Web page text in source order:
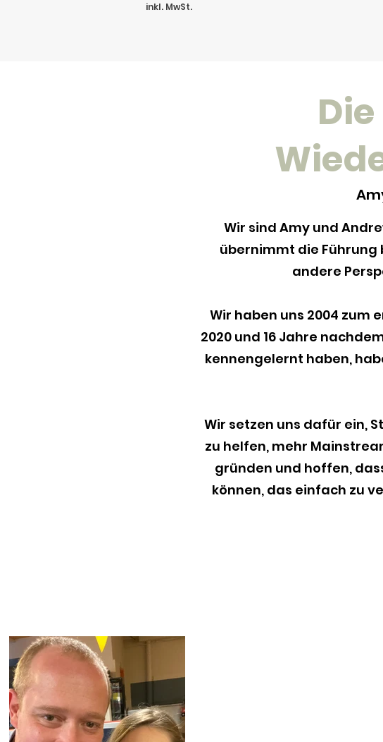
inkl. MwSt.
Wir sind Amy und
übernimmt die Führung
andere
Wir haben uns 2004 zum
2020 und 16 Jahre
kennengelernt haben,
Wir setzen uns dafür ein,
zu helfen, mehr
gründen und hoffen,
können, das einfach zu